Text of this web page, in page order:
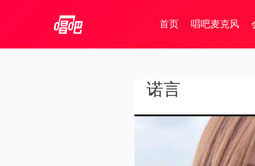
首页 唱吧麦克风
诺言